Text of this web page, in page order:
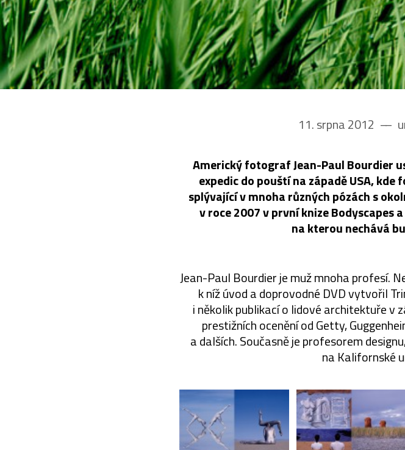
11. srpna 2012 ––
Americký fotograf Jean-Paul Bourdier
expedic do pouští na západě USA,
splývající v mnoha různých pózách s
v roce 2007 v první knize Bodyscapes
na kterou nechává
Jean-Paul Bourdier je muž mnoha profesí.
k níž úvod a doprovodné DVD vytvořil
i několik publikací o lidové architektuře v
prestižních ocenění od Getty,
a dalších. Současně je profesorem
na Kalifornské